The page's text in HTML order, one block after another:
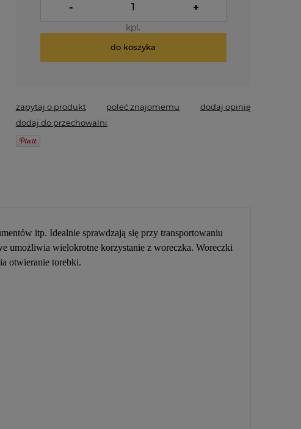
- +
kpl.
do koszyka
zapytaj o produkt poleć znajomemu
dodaj opinię
dodaj do przechowalni
itp. Idealnie sprawdzają się przy transportowaniu
umożliwia wielokrotne korzystanie z woreczka. Woreczki
otwieranie torebki.